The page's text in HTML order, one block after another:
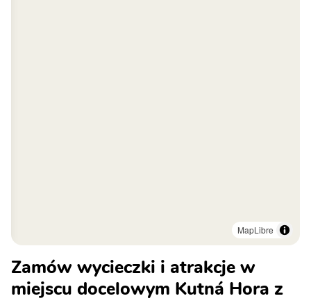
MapLibre
Zamów wycieczki i atrakcje w
miejscu docelowym Kutná Hora z